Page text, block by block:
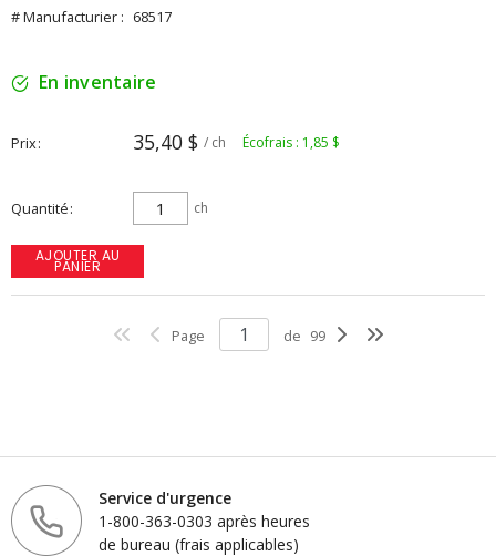
# Manufacturier : 68517
En inventaire
Prix 35,40 $ / ch Écofrais : 1,85 $
Quantité ch
AJOUTER AU
PANIER
Page de 99
Service d'urgence
1-800-363-0303 après heures
de bureau (frais applicables)